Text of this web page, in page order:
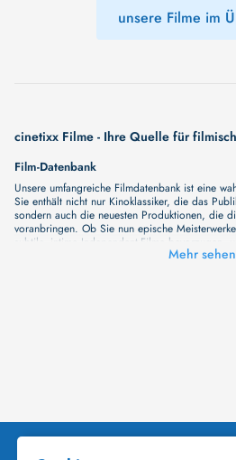
unsere Filme im
cinetixx Filme - Ihre Quelle für
Film-Datenbank
Unsere umfangreiche Filmdatenbank ist eine
Sie enthält nicht nur Kinoklassiker, die das
sondern auch die neuesten Produktionen, die
voranbringen. Ob Sie nun epische
subtile, intime Independent-Filme bevorzugen,
von Inhalten, die Ihr Herz und Ihren Geist
Kinematographie zu einer noch
Mehr sehen